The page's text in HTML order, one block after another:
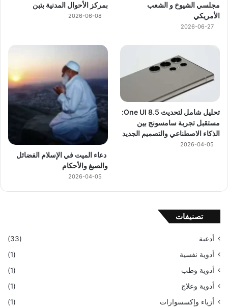
مجلسي الشيوخ و الشعب
الأمريكي
2026-06-27
بمركز الأحوال المدنية بتبن
2026-06-08
تحليل شامل لتحديث One UI 8.5:
مستقبل تجربة سامسونج بين
الذكاء الاصطناعي والتصميم الجديد
2026-04-05
دعاء الميت في الإسلام الفضائل
والصيغ والأحكام
2026-04-05
تصنيفات
أدعية
(33)
أدوية نفسية
(1)
أدوية وطب
(1)
أدوية وعلاج
(1)
أزياء وإكسسوارات
(1)